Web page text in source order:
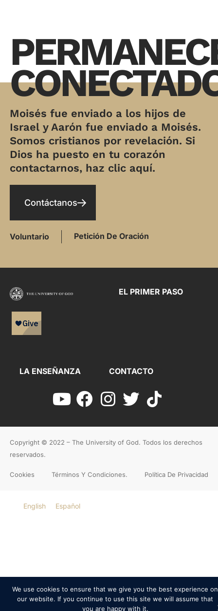
Moisés fue enviado a los hijos de
Israel y Aarón fue enviado a Moisés.
Somos cristianos por revelación. Si
Dios ha puesto en tu corazón
contactarnos, haz clic aquí.
Contáctanos
Voluntario Petición De Oración
EL PRIMER PASO
LA ENSEÑANZA CONTACTO
Copyright © 2022 – The University of God. Todos los derechos
reservados.
Cookies Términos Y Condiciones. Política De Privacidad
English Español
We use cookies to ensure that we give you the best experience on
our website. If you continue to use this site we will assume that
you are happy with it.